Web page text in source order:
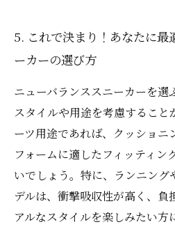
5. これで決まり！あなたに最
ーカーの選び方
ニューバランススニーカーを選
スタイルや用途を考慮すること
ーツ用途であれば、クッショニ
フォームに適したフィッティン
いでしょう。特に、ランニング
デルは、衝撃吸収性が高く、負
アルなスタイルを楽しみたい方